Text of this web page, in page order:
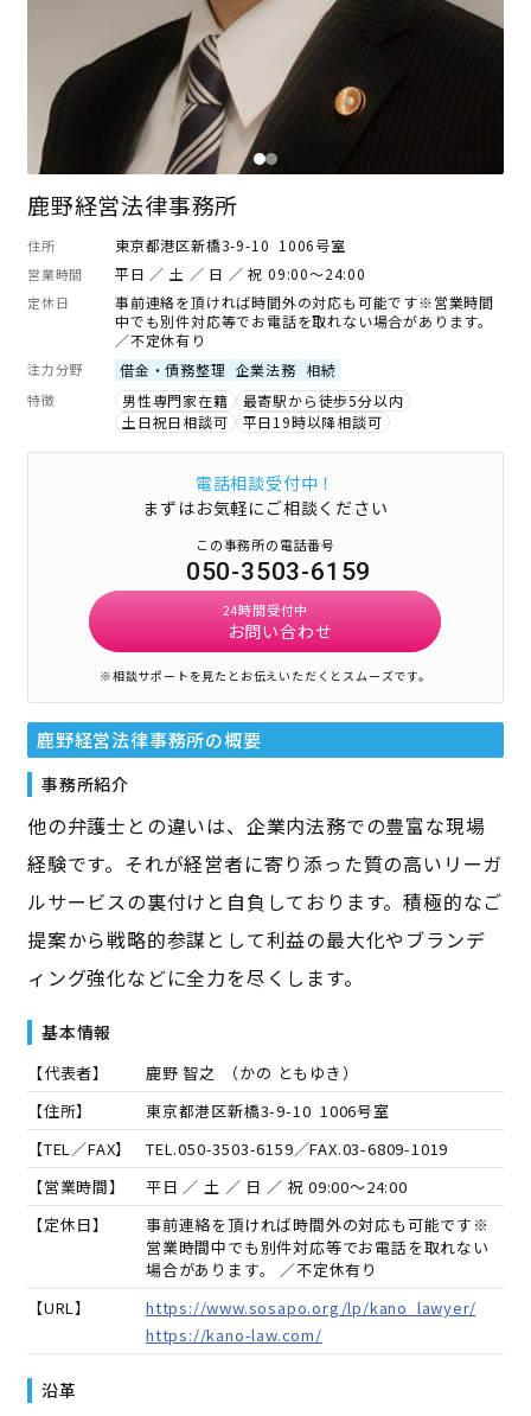
鹿野経営法律事務所
住所 東京都港区新橋3-9-10 1006号室
営業時間 平日 ／ 土 ／ 日 ／ 祝 09:00～24:00
定休日
事前連絡を頂ければ時間外の対応も可能です※営業時間
中でも別件対応等でお電話を取れない場合があります。
／不定休有り
注力分野 借金・債務整理 企業法務 相続
特徴 男性専門家在籍
最寄駅から徒歩5分以内
土日祝日相談可
平日19時以降相談可
電話相談受付中！
まずはお気軽にご相談ください
この事務所の電話番号
050-3503-6159
24時間受付中
お問い合わせ
※相談サポートを見たとお伝えいただくとスムーズです。
鹿野経営法律事務所の概要
事務所紹介
他の弁護士との違いは、企業内法務での豊富な現場
経験です。それが経営者に寄り添った質の高いリーガ
ルサービスの裏付けと自負しております。積極的なご
提案から戦略的参謀として利益の最大化やブランデ
ィング強化などに全力を尽くします。
基本情報
【代表者】 鹿野 智之 （かの ともゆき）
【住所】
東京都港区新橋3-9-10 1006号室
【TEL／FAX】
TEL.050-3503-6159／FAX.03-6809-1019
【営業時間】
平日 ／ 土 ／ 日 ／ 祝 09:00～24:00
【定休日】
事前連絡を頂ければ時間外の対応も可能です※
営業時間中でも別件対応等でお電話を取れない
場合があります。 ／不定休有り
【URL】
https://www.sosapo.org/lp/kano_lawyer/
https://kano-law.com/
沿革